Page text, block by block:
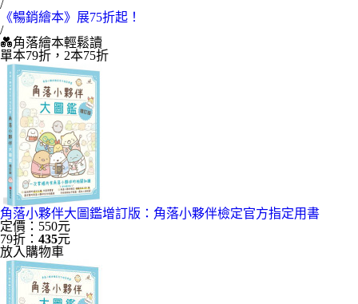
/
《暢銷繪本》展75折起！
/
💑角落繪本輕鬆讀
單本79折，2本75折
角落小夥伴大圖鑑增訂版：角落小夥伴檢定官方指定用書
定價：550元
79折： 435元
放入購物車